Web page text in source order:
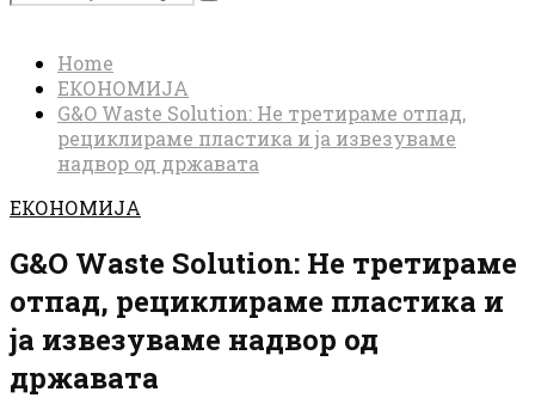
for:
Search
Home
ЕКОНОМИЈА
G&O Waste Solution: Не третираме отпад,
рециклираме пластика и ја извезуваме
надвор од државата
ЕКОНОМИЈА
G&O Waste Solution: Не третираме
отпад, рециклираме пластика и
ја извезуваме надвор од
државата